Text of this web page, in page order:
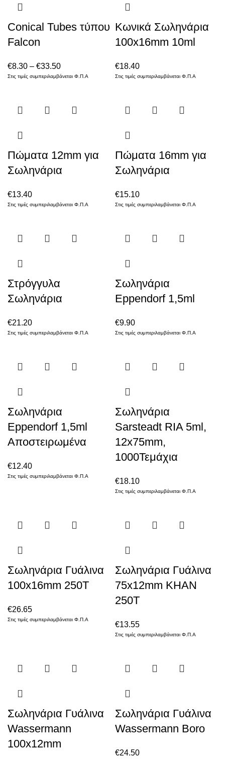
Conical Tubes τύπου
Falcon
€8.30 – €33.50
Στις τιμές συμπεριλαμβάνεται Φ.Π.Α
Κωνικά Σωληνάρια
100x16mm 10ml
€18.40
Στις τιμές συμπεριλαμβάνεται Φ.Π.Α
Πώματα 12mm για
Σωληνάρια
€13.40
Στις τιμές συμπεριλαμβάνεται Φ.Π.Α
Πώματα 16mm για
Σωληνάρια
€15.10
Στις τιμές συμπεριλαμβάνεται Φ.Π.Α
Στρόγγυλα
Σωληνάρια
€21.20
Στις τιμές συμπεριλαμβάνεται Φ.Π.Α
Σωληνάρια
Eppendorf 1,5ml
€9.90
Στις τιμές συμπεριλαμβάνεται Φ.Π.Α
Σωληνάρια
Eppendorf 1,5ml
Αποστειρωμένα
€12.40
Στις τιμές συμπεριλαμβάνεται Φ.Π.Α
Σωληνάρια
Sarsteadt RIA 5ml,
12x75mm,
1000Τεμάχια
€18.10
Στις τιμές συμπεριλαμβάνεται Φ.Π.Α
Σωληνάρια Γυάλινα
100x16mm 250Τ
€26.65
Στις τιμές συμπεριλαμβάνεται Φ.Π.Α
Σωληνάρια Γυάλινα
75x12mm KHAN
250Τ
€13.55
Στις τιμές συμπεριλαμβάνεται Φ.Π.Α
Σωληνάρια Γυάλινα
Wassermann
100x12mm
Σωληνάρια Γυάλινα
Wassermann Boro
€24.50